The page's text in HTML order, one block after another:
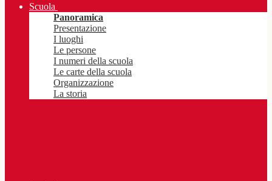
Scuola
Panoramica
Presentazione
I luoghi
Le persone
I numeri della scuola
Le carte della scuola
Organizzazione
La storia